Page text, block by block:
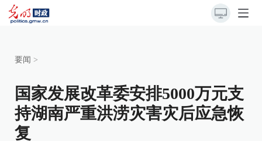
要闻 >
国家发展改革委安排5000万元支
持湖南严重洪涝灾害灾后应急恢
复